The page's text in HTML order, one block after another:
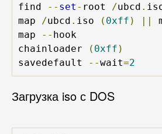
find
-- set - root /ubcd .
map
/ubcd . iso ( 0xff ) ||
map
-- hook
chainloader
( 0xff )
savedefault
--wait=2
Загрузка iso с DOS